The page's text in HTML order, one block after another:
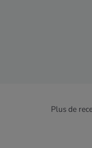
Plus de